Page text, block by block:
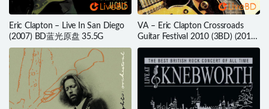
Eric Clapton – Live In San Diego
(2007) BD蓝光原盘 35.5G
VA – Eric Clapton Crossroads
Guitar Festival 2010 (3BD) (2010)
BD蓝光原盘 64.3G